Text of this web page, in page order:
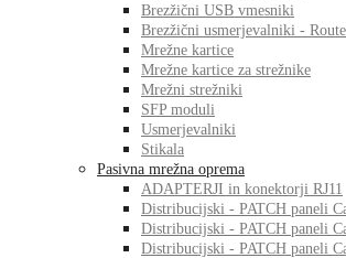
Brezžični USB vmesniki
Brezžični usmerjevalniki -
Mrežne kartice
Mrežne kartice za strežnike
Mrežni strežniki
SFP moduli
Usmerjevalniki
Stikala
Pasivna mrežna oprema
ADAPTERJI in konektorji RJ11
Distribucijski - PATCH paneli
Distribucijski - PATCH paneli
Distribucijski - PATCH paneli